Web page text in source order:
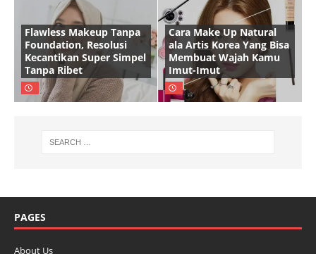
Flawless Makeup Tanpa
Foundation, Resolusi
Kecantikan Super Simpel
Tanpa Ribet
Cara Make Up Natural
ala Artis Korea Yang Bisa
Membuat Wajah Kamu
Imut-Imut
PAGES
About Us